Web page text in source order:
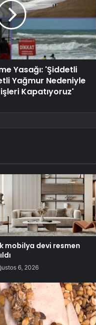
Yasağı: 'Şiddetli
Yağmur Nedeniyle
Kapatıyoruz'
mobilya devi resmen
6, 2026